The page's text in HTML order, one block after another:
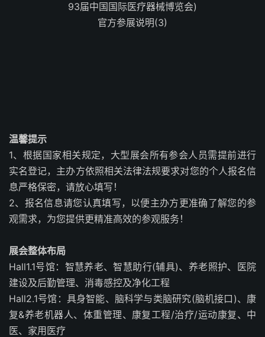
温馨提示
1、根据国家相关规定，大型展会所有参会人员需提前进行
实名登记，主办方依照相关法律法规要求对您的个人报名信
息严格保密，请放心填写！
2、报名信息请您认真填写，以便主办方更准确了解您的参
观需求，为您提供更精准高效的参观服务！
展会整体布局
Hall1.1号馆：智慧养老、智慧助行(辅具)、养老照护、医院
建设及后勤管理、消毒感控及净化工程
Hall2.1号馆：具身智能、脑科学与类脑研究(脑机接口)、康
复&养老机器人、体重管理、康复工程/治疗/运动康复、中
医、家用医疗